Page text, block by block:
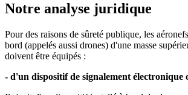
Notre analyse juridique
Pour des raisons de sûreté publique, les
bord (appelés aussi drones) d'une masse
doivent être équipés :
- d'un dispositif de signalement électronique